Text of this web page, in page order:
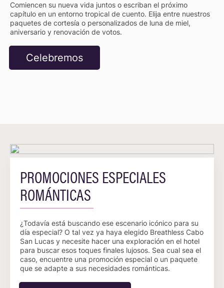
Comiencen su nueva vida juntos o escriban el próximo
capítulo en un entorno tropical de cuento. Elija entre nuestros
paquetes de cortesía o personalizados de luna de miel,
aniversario y renovación de votos.
Celebremos
PROMOCIONES ESPECIALES
ROMÁNTICAS
¿Todavía está buscando ese escenario icónico para su
día especial? O tal vez ya haya elegido Breathless Cabo
San Lucas y necesite hacer una exploración en el hotel
para buscar esos toques finales lujosos. Sea cual sea el
caso, encuentre una promoción especial o un paquete
que se adapte a sus necesidades románticas.